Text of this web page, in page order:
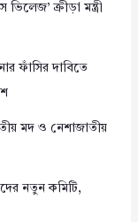
ক্রীড়া মন্ত্রী
ফাঁসির দাবিতে
মদ ও নেশাজাতীয়
নতুন কমিটি,